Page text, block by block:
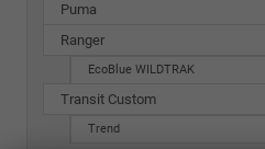
Puma
Ranger
EcoBlue WILDTRAK
Transit Custom
Trend